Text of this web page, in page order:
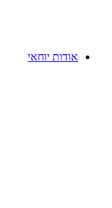
אודות יוחאי